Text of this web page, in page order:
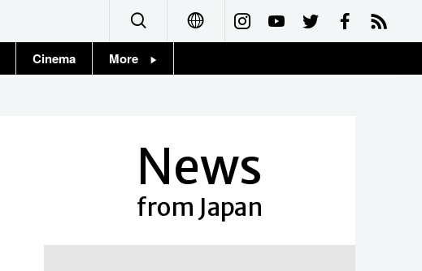
Français
Cinema More
News
from Japan